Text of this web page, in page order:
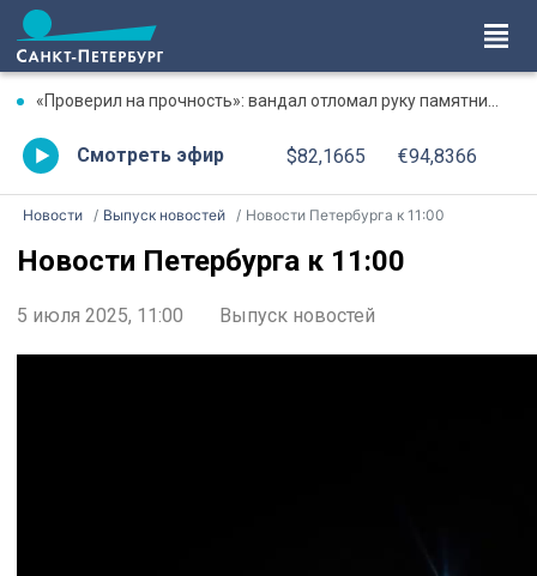
«Проверил на прочность»: вандал отломал руку памятнику в Сосновом Бору
Смотреть эфир $82,1665 €94,8366
Новости Выпуск новостей Новости Петербурга к 11:00
Новости Петербурга к 11:00
5 июля 2025, 11:00 Выпуск новостей